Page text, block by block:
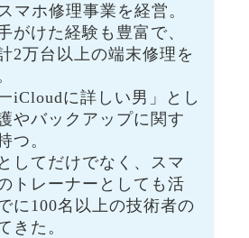
マホ修理事業を経営。
がけた経験も豊富で、
2万台以上の端末修理を
iCloudに詳しい男」とし
やバックアップに関す
つ。
してだけでなく、スマ
トレーナーとしても活
に100名以上の技術者の
きた。